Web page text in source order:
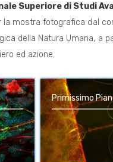
Superiore di Studi
la mostra fotografica dal
della Natura Umana, a
ed azione.
Primissimo